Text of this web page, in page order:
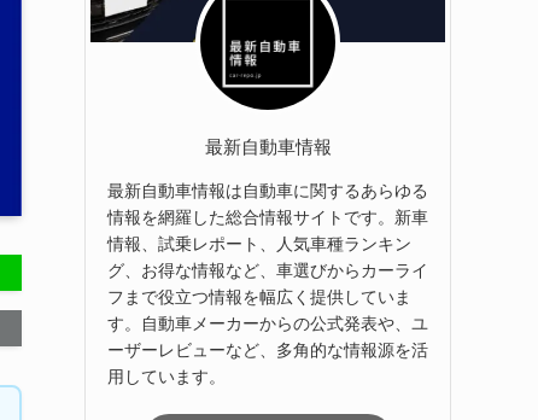
最新自動車情報
最新自動車情報は自動車に関するあらゆる
情報を網羅した総合情報サイトです。新車
情報、試乗レポート、人気車種ランキン
グ、お得な情報など、車選びからカーライ
フまで役立つ情報を幅広く提供していま
す。自動車メーカーからの公式発表や、ユ
ーザーレビューなど、多角的な情報源を活
用しています。